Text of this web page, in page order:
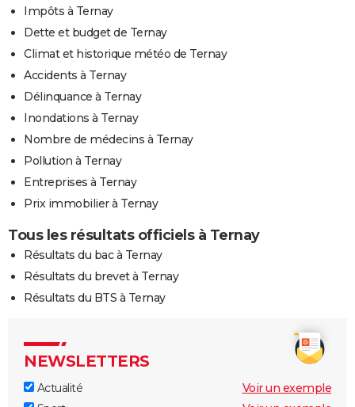
Impôts à Ternay
Dette et budget de Ternay
Climat et historique météo de Ternay
Accidents à Ternay
Délinquance à Ternay
Inondations à Ternay
Nombre de médecins à Ternay
Pollution à Ternay
Entreprises à Ternay
Prix immobilier à Ternay
Tous les résultats officiels à Ternay
Résultats du bac à Ternay
Résultats du brevet à Ternay
Résultats du BTS à Ternay
NEWSLETTERS
Actualité
Voir un exemple